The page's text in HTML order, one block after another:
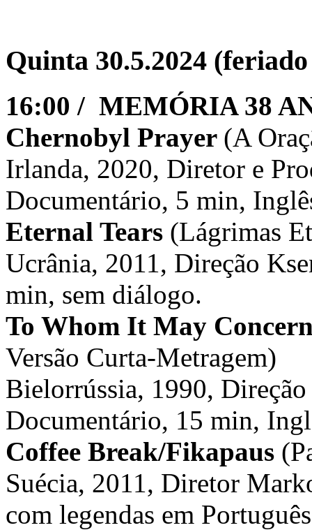
Quinta 30.5.2024
16:00 / MEMÓRIA 38
Chernobyl Prayer (A
Irlanda, 2020, Diretor e
Documentário, 5 min,
Eternal Tears (Lágrimas
Ucrânia, 2011, Direção
min, sem diálogo.
To Whom It May
Versão Curta-Metragem)
Bielorrússia, 1990,
Documentário, 15 min,
Coffee Break/Fikapaus
Suécia, 2011, Diretor
com legendas em